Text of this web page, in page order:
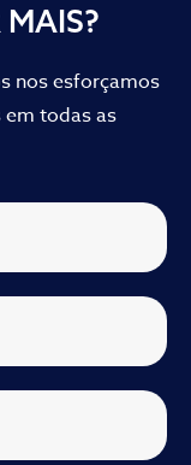
MAIS?
nos esforçamos
todas as